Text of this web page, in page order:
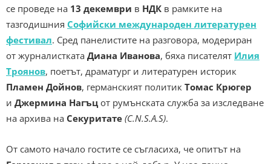
се проведе на 13 декември в НДК в рамките на
тазгодишния Софийски международен литературен
фестивал. Сред панелистите на разговора, модериран
от журналистката Диана Иванова, бяха писателят Илия
Троянов, поетът, драматург и литературен историк
Пламен Дойнов, германският политик Томас Крюгер
и Джермина Нагъц от румънската служба за изследване
на архива на Секуритате (C.N.S.A.S).
От самото начало гостите се съгласиха, че опитът на